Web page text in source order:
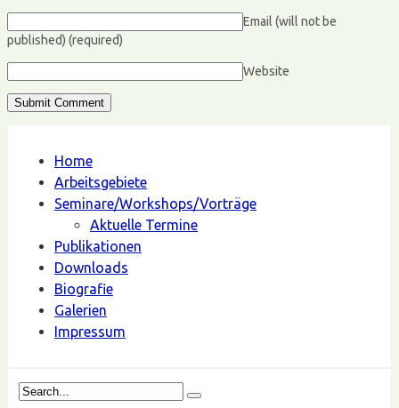
Email (will not be
published) (required)
Website
Home
Arbeitsgebiete
Seminare/Workshops/Vorträge
Aktuelle Termine
Publikationen
Downloads
Biografie
Galerien
Impressum